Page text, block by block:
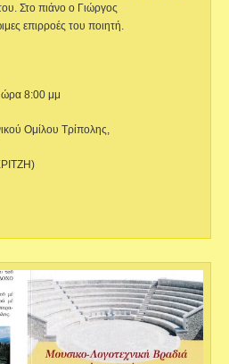
Στο πιάνο ο Γιώργος
επιρροές του ποιητή.
ώρα 8:00 μμ
Ομίλου Τρίπολης,